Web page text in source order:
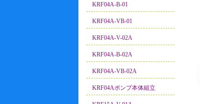
KRF04A-B-01
KRF04A-VB-01
KRF04A-V-02A
KRF04A-B-02A
KRF04A-VB-02A
KRF04Aポンプ本体組立